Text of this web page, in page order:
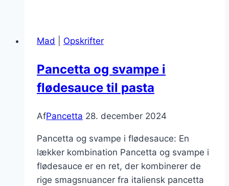
opskrift
Mad Opskrifter
Pancetta og svampe i
flødesauce til pasta
AfPancetta 28. december 2024
Pancetta og svampe i flødesauce: En
lækker kombination Pancetta og svampe i
flødesauce er en ret, der kombinerer de
rige smagsnuancer fra italiensk pancetta